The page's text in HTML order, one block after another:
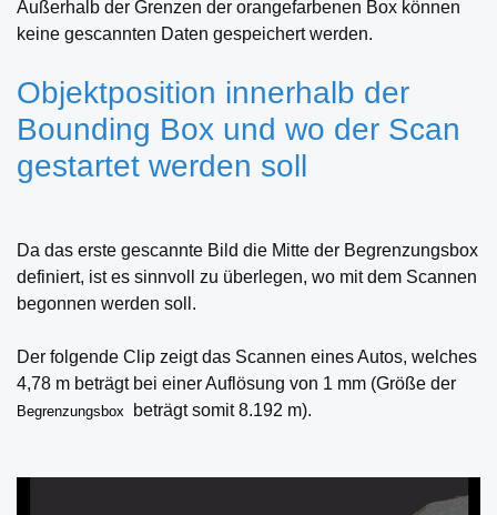
Außerhalb der Grenzen der orangefarbenen Box können
keine gescannten Daten gespeichert werden.
Objektposition innerhalb der
Bounding Box und wo der Scan
gestartet werden soll
Da das erste gescannte Bild die Mitte der Begrenzungsbox
definiert, ist es sinnvoll zu überlegen, wo mit dem Scannen
begonnen werden soll.
Der folgende Clip zeigt das Scannen eines Autos, welches
4,78 m beträgt bei einer Auflösung von 1 mm (Größe der
Begrenzungsbox beträgt somit 8.192 m).